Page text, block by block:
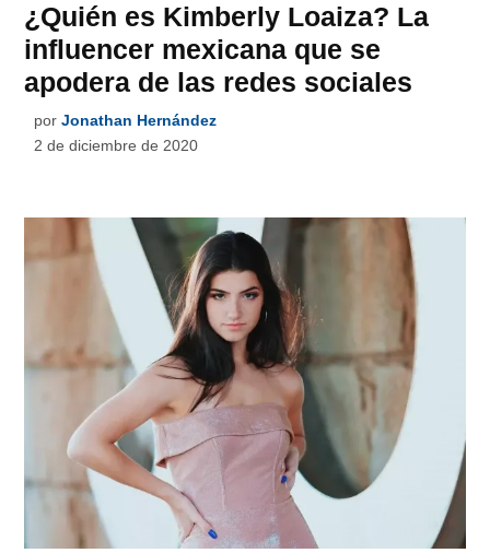
¿Quién es Kimberly Loaiza? La
influencer mexicana que se
apodera de las redes sociales
por Jonathan Hernández
2 de diciembre de 2020